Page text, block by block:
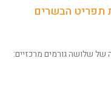
תפריט הבשרים
שלושה גורמים מרכזיים: